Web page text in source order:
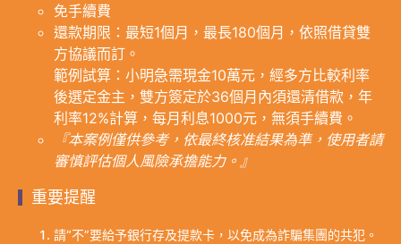
免手續費
還款期限：最短1個月，最長180個月，依照借貸雙
方協議而訂。
範例試算：小明急需現金10萬元，經多方比較利率
後選定金主，雙方簽定於36個月內須還清借款，年
利率12%計算，每月利息1000元，無須手續費。
『本案例僅供參考，依最終核准結果為準，使用者請
審慎評估個人風險承擔能力。』
重要提醒
請“不”要給予銀行存及提款卡，以免成為詐騙集團的共犯。